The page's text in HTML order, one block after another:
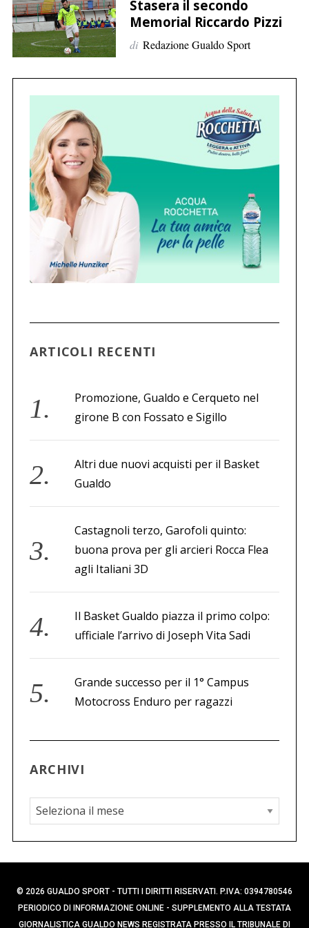
e
r
:
Stasera il secondo
Memorial Riccardo Pizzi
di Redazione Gualdo Sport
ARTICOLI RECENTI
Promozione, Gualdo e Cerqueto nel
girone B con Fossato e Sigillo
Altri due nuovi acquisti per il Basket
Gualdo
Castagnoli terzo, Garofoli quinto:
buona prova per gli arcieri Rocca Flea
agli Italiani 3D
Il Basket Gualdo piazza il primo colpo:
ufficiale l’arrivo di Joseph Vita Sadi
Grande successo per il 1° Campus
Motocross Enduro per ragazzi
ARCHIVI
A
r
c
h
i
v
i
© 2026 GUALDO SPORT - TUTTI I DIRITTI RISERVATI. P.IVA: 0394780546
PERIODICO DI INFORMAZIONE ONLINE - SUPPLEMENTO ALLA TESTATA
GIORNALISTICA GUALDO NEWS REGISTRATA PRESSO IL TRIBUNALE DI
C
e
a
e